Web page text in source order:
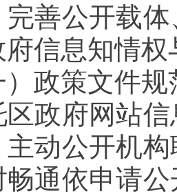
完善公开载
信息知情权
策文件规
府网站信
主动公开机
畅通依申请